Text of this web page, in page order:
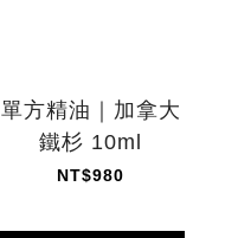
單方精油｜加拿大
鐵杉 10ml
NT$980